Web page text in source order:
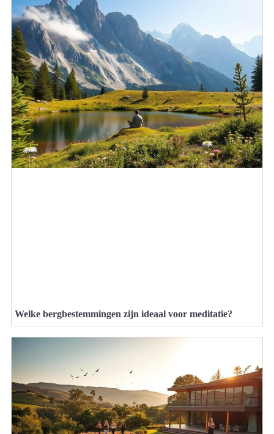
Welke bergbestemmingen zijn ideaal voor meditatie?